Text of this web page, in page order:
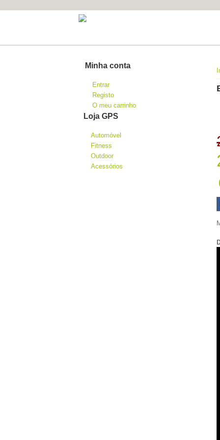
Minha conta
Entrar
Registo
O meu carrinho
Loja GPS
Automóvel
Fitness
Outdoor
Acessórios